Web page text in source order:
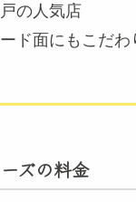
の人気店
ド面にもこだ
ズの料金